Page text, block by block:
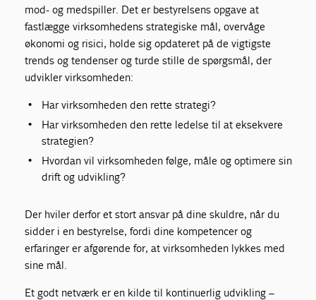
mod- og medspiller. Det er bestyrelsens opgave at
fastlægge virksomhedens strategiske mål, overvåge
økonomi og risici, holde sig opdateret på de vigtigste
trends og tendenser og turde stille de spørgsmål, der
udvikler virksomheden:
Har virksomheden den rette strategi?
Har virksomheden den rette ledelse til at eksekvere
strategien?
Hvordan vil virksomheden følge, måle og optimere sin
drift og udvikling?
Der hviler derfor et stort ansvar på dine skuldre, når du
sidder i en bestyrelse, fordi dine kompetencer og
erfaringer er afgørende for, at virksomheden lykkes med
sine mål.
Et godt netværk er en kilde til kontinuerlig udvikling –